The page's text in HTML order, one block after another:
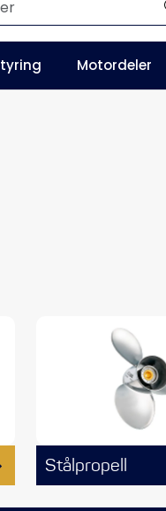
Outlet
Motordeler
Stålpropell